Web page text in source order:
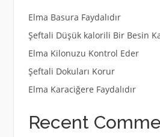
Elma Basura Faydalıdır
Şeftali Düşük kalorili Bir Besin
Elma Kilonuzu Kontrol Eder
Şeftali Dokuları Korur
Elma Karaciğere Faydalıdır
Recent